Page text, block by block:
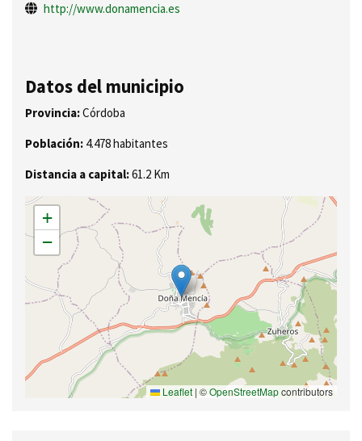
http://www.donamencia.es
Datos del municipio
Provincia:Córdoba
Población: 4.478 habitantes
Distancia a capital:61.2 Km
+
−
Leaflet | ©OpenStreetMapcontributors